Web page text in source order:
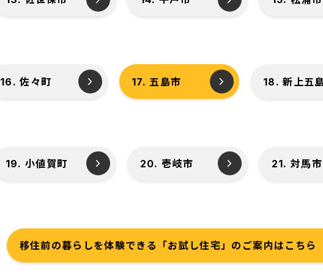
16. 佐々町 17. 五島市 18. 新上五
19. 小値賀町 20. 壱岐市 21. 対馬市
移住前の暮らしを体験できる「お試し住宅」のご案内はこちら